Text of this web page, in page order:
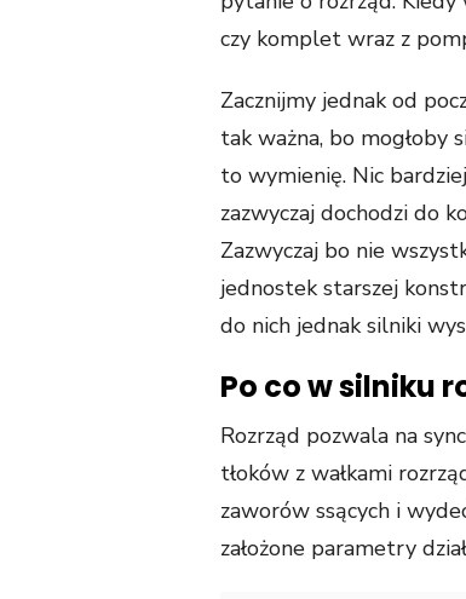
czy komplet wraz z
Zacznijmy jednak od
tak ważna, bo mogłoby
to wymienię. Nic
zazwyczaj dochodzi do
Zazwyczaj bo nie
jednostek starszej
do nich jednak silniki
Po co w silniku
Rozrząd pozwala na
tłoków z wałkami
zaworów ssących i
założone parametry